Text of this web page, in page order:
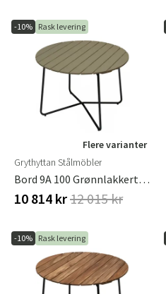
-10% Rask levering
Flere varianter
Grythyttan Stålmöbler
Bord 9A 100 Grønnlakkert Eik / Svart Stativ
10 814 kr12 015 kr
-10% Rask levering